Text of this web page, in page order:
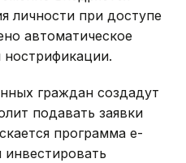
личности при доступе
автоматическое
граждан создадут
подавать заявки
программа e-